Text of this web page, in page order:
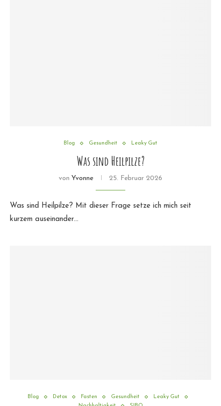
Blog Gesundheit Leaky Gut
Was sind Heilpilze?
von Yvonne 25. Februar 2026
Was sind Heilpilze? Mit dieser Frage setze ich mich seit
kurzem auseinander…
Blog Detox Fasten Gesundheit
Leaky Gut